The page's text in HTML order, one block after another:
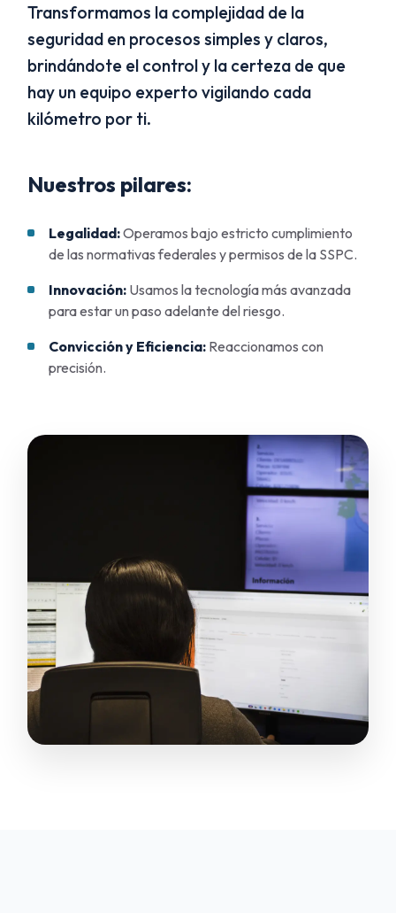
Transformamos la complejidad de la
seguridad en procesos simples y claros,
brindándote el control y la certeza de que
hay un equipo experto vigilando cada
kilómetro por ti.
Nuestros pilares:
Legalidad:Operamos bajo estricto cumplimiento
de las normativas federales y permisos de la SSPC.
Innovación: Usamos la tecnología más avanzada
para estar un paso adelante del riesgo.
Convicción y Eficiencia: Reaccionamos con
precisión.